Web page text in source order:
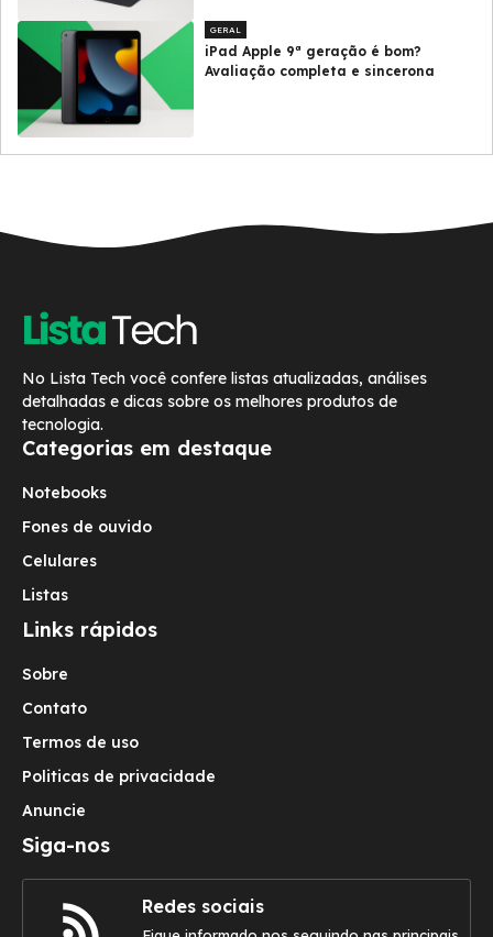
GERAL
iPad Apple 9ª geração é bom?
Avaliação completa e sincerona
No Lista Tech você confere listas atualizadas, análises
detalhadas e dicas sobre os melhores produtos de
tecnologia.
Categorias em destaque
Notebooks
Fones de ouvido
Celulares
Listas
Links rápidos
Sobre
Contato
Termos de uso
Politicas de privacidade
Anuncie
Siga-nos
Redes sociais